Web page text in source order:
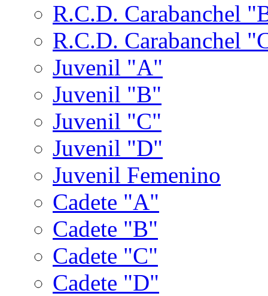
R.C.D. Carabanchel
R.C.D. Carabanchel
Juvenil "A"
Juvenil "B"
Juvenil "C"
Juvenil "D"
Juvenil Femenino
Cadete "A"
Cadete "B"
Cadete "C"
Cadete "D"